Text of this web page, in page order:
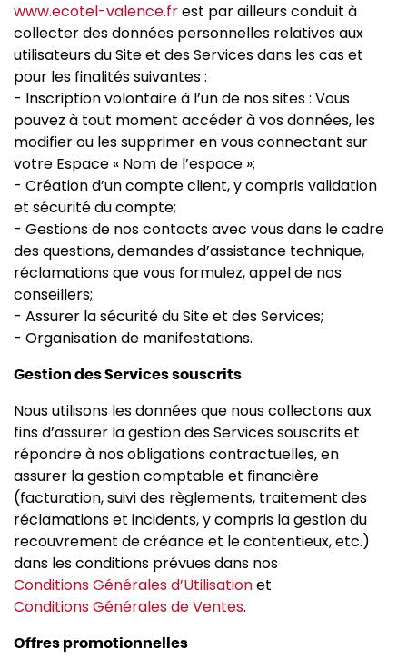
www.ecotel-valence.frest par ailleurs conduit à
collecter des données personnelles relatives aux
utilisateurs du Site et des Services dans les cas et
pour les finalités suivantes :
- Inscription volontaire à l’un de nos sites : Vous
pouvez à tout moment accéder à vos données, les
modifier ou les supprimer en vous connectant sur
votre Espace « Nom de l’espace »;
- Création d’un compte client, y compris validation
et sécurité du compte;
- Gestions de nos contacts avec vous dans le cadre
des questions, demandes d’assistance technique,
réclamations que vous formulez, appel de nos
conseillers;
- Assurer la sécurité du Site et des Services;
- Organisation de manifestations.
Gestion des Services souscrits
Nous utilisons les données que nous collectons aux
fins d’assurer la gestion des Services souscrits et
répondre à nos obligations contractuelles, en
assurer la gestion comptable et financière
(facturation, suivi des règlements, traitement des
réclamations et incidents, y compris la gestion du
recouvrement de créance et le contentieux, etc.)
dans les conditions prévues dans nos
Conditions Générales d’Utilisationet
Conditions Générales de Ventes.
Offres promotionnelles